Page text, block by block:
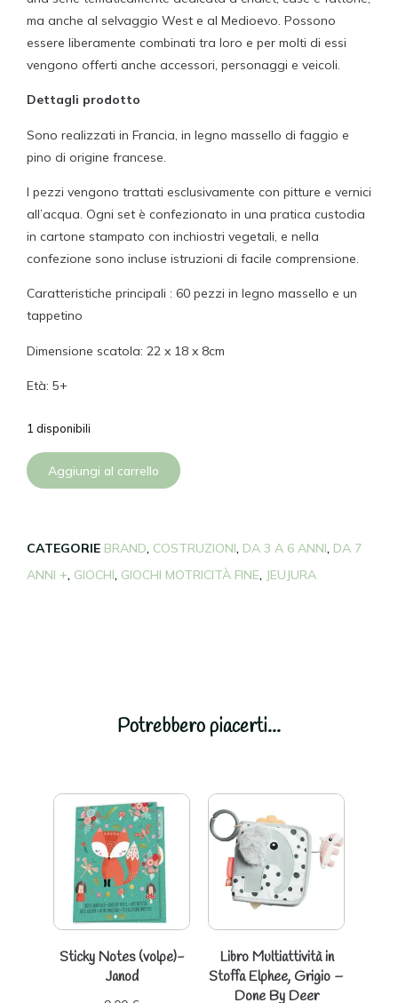
ma anche al selvaggio West e al Medioevo. Possono
essere liberamente combinati tra loro e per molti di essi
vengono offerti anche accessori, personaggi e veicoli.
Dettagli prodotto
Sono realizzati in Francia, in legno massello di faggio e
pino di origine francese.
I pezzi vengono trattati esclusivamente con pitture e vernici
all’acqua. Ogni set è confezionato in una pratica custodia
in cartone stampato con inchiostri vegetali, e nella
confezione sono incluse istruzioni di facile comprensione.
Caratteristiche principali : 60 pezzi in legno massello e un
tappetino
Dimensione scatola: 22 x 18 x 8cm
Età: 5+
1 disponibili
Aggiungi al carrello
CATEGORIE BRAND, COSTRUZIONI, DA 3 A 6 ANNI, DA 7
ANNI +, GIOCHI, GIOCHI MOTRICITÀ FINE, JEUJURA
Potrebbero piacerti...
Sticky Notes (volpe)-
Janod
Libro Multiattività in
Stoffa Elphee, Grigio –
Done By Deer